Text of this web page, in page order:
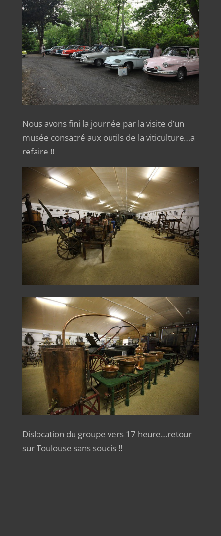
Nous avons fini la journée par la visite d’un
musée consacré aux outils de la viticulture…a
refaire !!
Dislocation du groupe vers 17 heure…retour
sur Toulouse sans soucis !!